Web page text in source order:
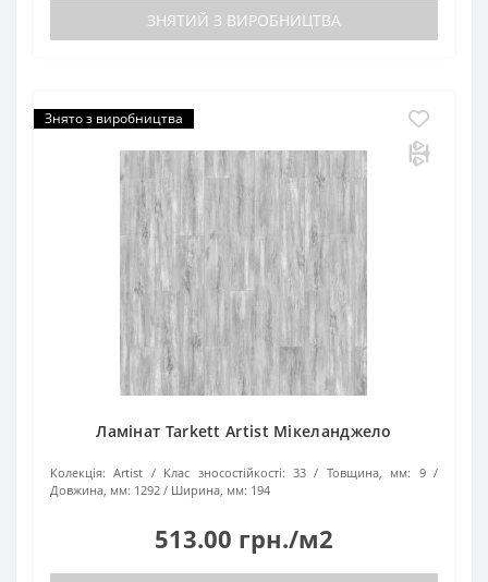
ЗНЯТИЙ З ВИРОБНИЦТВА
Знято з виробництва
Ламінат Tarkett Artist Мікеланджело
Колекція: Artist Клас зносостійкості: 33 Товщина, мм: 9
Довжина, мм: 1292 Ширина, мм: 194
513.00 грн./м2